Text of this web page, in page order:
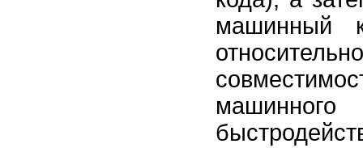
машинный